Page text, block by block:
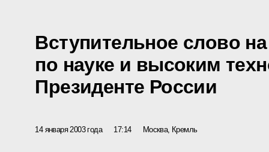
Вступительное слово
по науке и высоким
Президенте России
14 января 2003 года 17:14 Москва, Кремль